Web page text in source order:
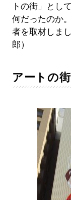
トの街」とし
何だったのか
者を取材しま
郎）
アートの